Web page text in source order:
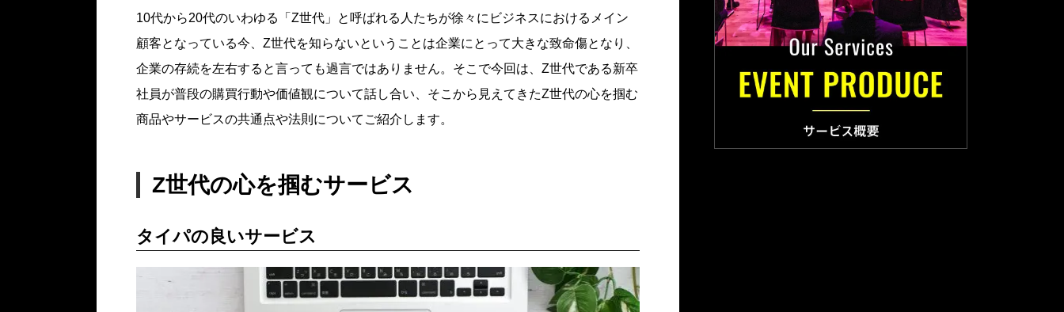
10代から20代のいわゆる「Z世代」と呼ばれる人たちが徐々にビジネスにおけるメイン
顧客となっている今、Z世代を知らないということは企業にとって大きな致命傷となり、
企業の存続を左右すると言っても過言ではありません。そこで今回は、Z世代である新卒
社員が普段の購買行動や価値観について話し合い、そこから見えてきたZ世代の心を掴む
商品やサービスの共通点や法則についてご紹介します。
Z世代の心を掴むサービス
タイパの良いサービス